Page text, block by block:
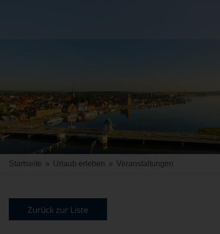
Startseite » Urlaub erleben » Veranstaltungen
Zurück zur Liste